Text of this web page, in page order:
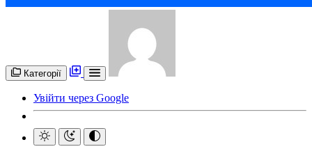
Категорії
Увійти через Google